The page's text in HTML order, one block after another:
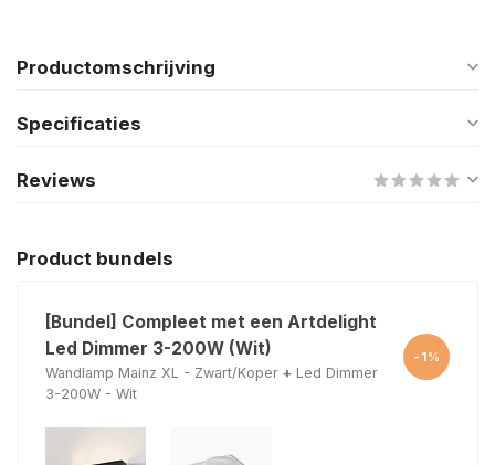
Productomschrijving
Specificaties
Reviews
Product bundels
[Bundel] Compleet met een Artdelight
Led Dimmer 3-200W (Wit)
Wandlamp Mainz XL - Zwart/Koper + Led Dimmer
3-200W - Wit
-1%